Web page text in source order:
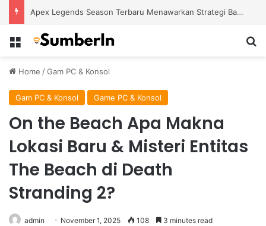
Apex Legends Season Terbaru Menawarkan Strategi Baru Melalui Kehadiran Legend Generasi Berikutnya
Menu
Home /Gam PC & Konsol
Gam PC & Konsol Game PC & Konsol
On the Beach Apa Makna
Lokasi Baru & Misteri Entitas
The Beach di Death
Stranding 2?
admin November 1, 2025 108 3 minutes read